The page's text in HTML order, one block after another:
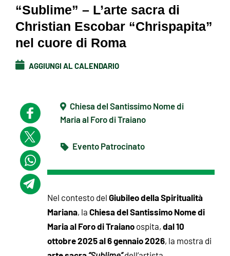
“Sublime” – L’arte sacra di
Christian Escobar “Chrispapita”
nel cuore di Roma
AGGIUNGI AL CALENDARIO
Chiesa del Santissimo Nome di
Maria al Foro di Traiano
Evento Patrocinato
Nel contesto delGiubileo della Spiritualità
Mariana, laChiesa del Santissimo Nome di
Maria al Foro di Traianoospita,dal 10
ottobre 2025 al 6 gennaio 2026, la mostra di